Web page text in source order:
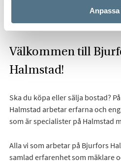
Anpassa
Hitta mäklare i
Välkommen till
Halmstad!
Ska du köpa eller sälja bostad?
Halmstad arbetar erfarna och
som är specialister på Halmstad
Alla vi som arbetar på Bjurfors
samlad erfarenhet som mäklare